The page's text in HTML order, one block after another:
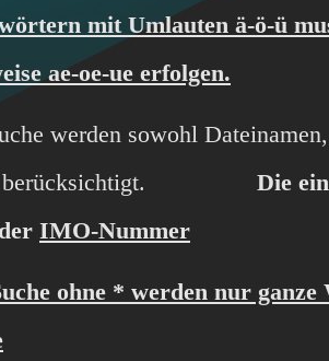
mit Umlauten ä-ö-ü
ae-oe-ue erfolgen.
werden sowohl
berücksichtigt.
Die
IMO-Nummer
ohne * werden nur